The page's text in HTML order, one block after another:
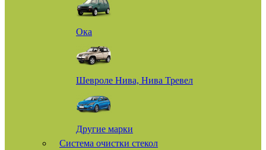
Ока
Шевроле Нива, Нива Тревел
Другие марки
Система очистки стекол